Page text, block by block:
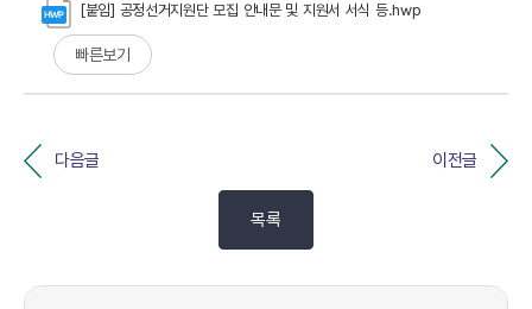
[붙임] 공정선거지원단 모집 안내문 및 지원서 서식 등.hwp
빠른보기
다음글 이전글
목록